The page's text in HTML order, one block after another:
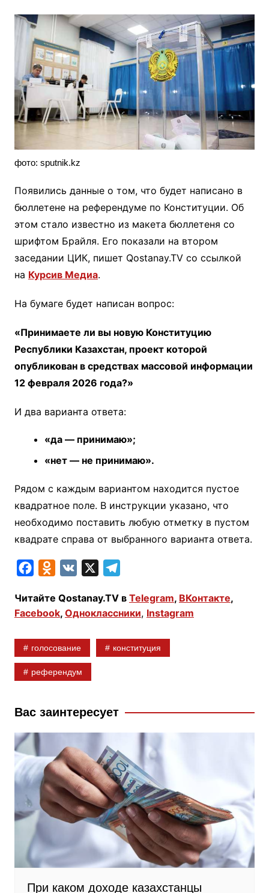
фото: sputnik.kz
Появились данные о том, что будет написано в
бюллетене на референдуме по Конституции. Об
этом стало известно из макета бюллетеня со
шрифтом Брайля. Его показали на втором
заседании ЦИК, пишет Qostanay.TV со ссылкой
на Курсив Медиа.
На бумаге будет написан вопрос:
«Принимаете ли вы новую Конституцию
Республики Казахстан, проект которой
опубликован в средствах массовой информации
12 февраля 2026 года?»
И два варианта ответа:
«да — принимаю»;
«нет — не принимаю».
Рядом с каждым вариантом находится пустое
квадратное поле. В инструкции указано, что
необходимо поставить любую отметку в пустом
квадрате справа от выбранного варианта ответа.
c
e
o
o
n
o
l
a
n
i
k
i
l
e
r
Читайте Qostanay.TV в Telegram, ВКонтакте,
Facebook, Одноклассники, Instagram
голосование конституция
референдум
Вас заинтересует
При каком доходе казахстанцы